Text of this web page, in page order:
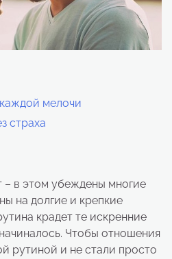
мелочи
страха
в этом убеждены многие
на долгие и крепкие
крадет те искренние
Чтобы отношения
рутиной и не стали просто